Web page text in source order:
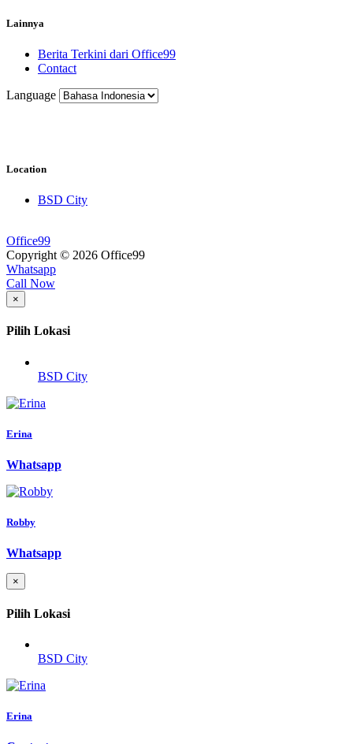
Lainnya
Berita Terkini dari Office99
Contact
Language
Location
BSD City
Office99
Copyright © 2026 Office99
Whatsapp
Call Now
×
Pilih Lokasi
BSD City
Erina
Whatsapp
Robby
Whatsapp
×
Pilih Lokasi
BSD City
Erina